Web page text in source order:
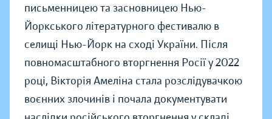
письменницею та засновницею Нью-
Йоркського літературного фестивалю в
селищі Нью-Йорк на сході України. Після
повномасштабного вторгнення Росії у 2022
році, Вікторія Амеліна стала розслідувачкою
воєнних злочинів і почала документувати